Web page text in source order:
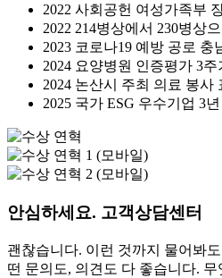
2022 사회공헌 여성가족부
2022 214병상에서 230병상
2023 코로나19 예방 공로 충
2024 요양병원 인증평가 3
2024 논산시 주최 의료 봉사
2025 국가 ESG 우수기업 3
안심하세요. 고객상담센터
괜찮습니다. 이런 것까지 물어봐
떤 문의도, 의견도 다 좋습니다.